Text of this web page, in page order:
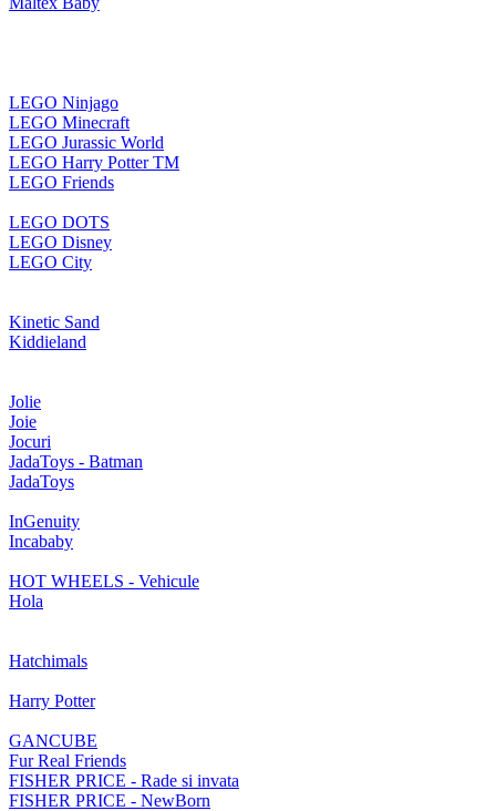
LEGO Ninjago
LEGO Minecraft
LEGO Jurassic World
LEGO Harry Potter TM
LEGO Friends
LEGO DOTS
LEGO Disney
LEGO City
Kinetic Sand
Kiddieland
Jolie
Joie
Jocuri
JadaToys - Batman
JadaToys
InGenuity
Incababy
HOT WHEELS - Vehicule
Hola
Hatchimals
Harry Potter
GANCUBE
Fur Real Friends
FISHER PRICE - Rade si invata
FISHER PRICE - NewBorn